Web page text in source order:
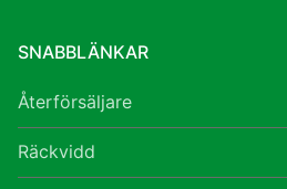
SNABBLÄNKAR
Återförsäljare
Räckvidd